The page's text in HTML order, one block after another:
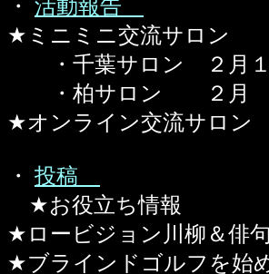
・ 活動報告
★ミニミニ交流サロン
・千葉サロン ２月１
・柏サロン ２月 ９
★オンライン交流サロン
・ 投稿
★お役立ち情報
★ロービジョン川柳＆俳句
★ブラインドゴルフを始